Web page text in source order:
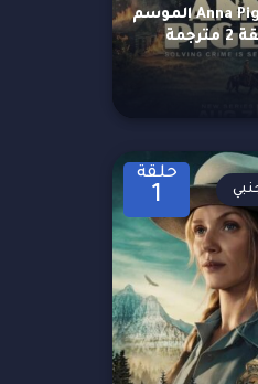
مسلسل Anna Pigeon الموسم
حلقة
1